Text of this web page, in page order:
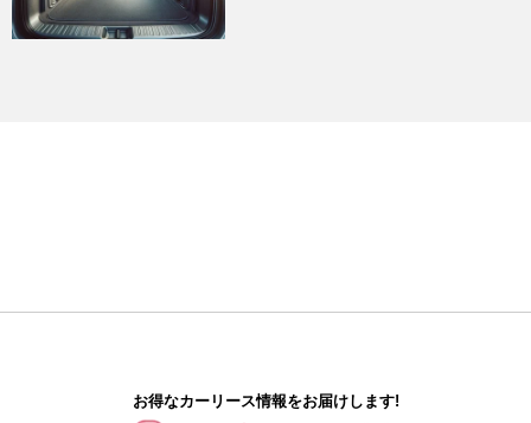
お得なカーリース情報をお届けします!